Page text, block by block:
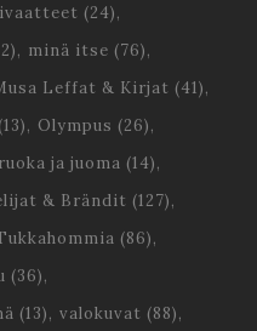
(24)
minä itse (76)
Leffat & Kirjat (41)
(13) Olympus (26)
ruoka ja juoma (14)
& Brändit (127)
(86)
(36)
(13) valokuvat (88)